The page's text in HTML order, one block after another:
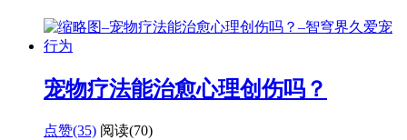
宠物疗法能治愈心理创伤吗？
点赞(35) 阅读(70)